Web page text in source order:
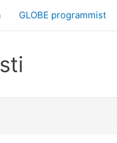
GLOBE programmist